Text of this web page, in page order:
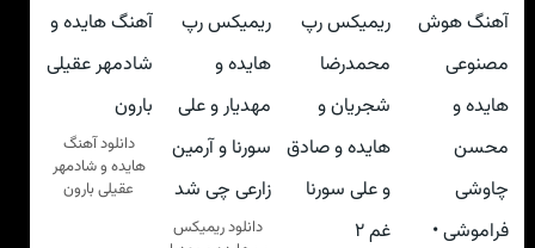
دانلود ریمیکس
دانلود آهنگ
هایده و شادمهر
عقیلی بارون